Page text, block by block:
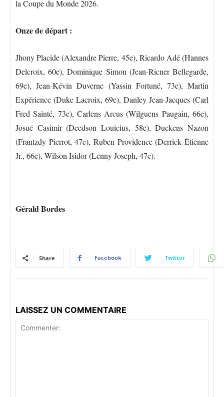
la Coupe du Monde 2026.
Onze de départ :
Jhony Placide (Alexandre Pierre, 45e), Ricardo Adé (Hannes
Delcroix, 60e), Dominique Simon (Jean-Ricner Bellegarde,
69e), Jean-Kévin Duverne (Yassin Fortuné, 73e), Martin
Expérience (Duke Lacroix, 69e), Danley Jean-Jacques (Carl
Fred Sainté, 73e), Carlens Arcus (Wilguens Paugain, 66e),
Josué Casimir (Deedson Louicius, 58e), Duckens Nazon
(Frantzdy Pierrot, 47e), Ruben Providence (Derrick Étienne
Jr., 66e), Wilson Isidor (Lenny Joseph, 47e).
Gérald Bordes
Share Facebook Twitter
LAISSEZ UN COMMENTAIRE